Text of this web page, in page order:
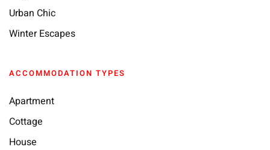
Urban Chic
Winter Escapes
ACCOMMODATION TYPES
Apartment
Cottage
House